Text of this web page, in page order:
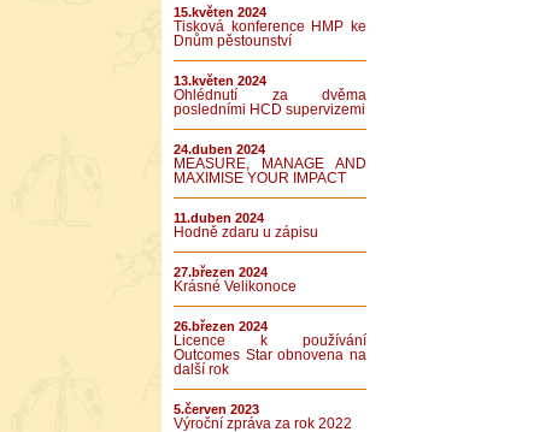
15.květen 2024
Tisková konference HMP ke
Dnům pěstounství
13.květen 2024
Ohlédnutí za dvěma
posledními HCD supervizemi
24.duben 2024
MEASURE, MANAGE AND
MAXIMISE YOUR IMPACT
11.duben 2024
Hodně zdaru u zápisu
27.březen 2024
Krásné Velikonoce
26.březen 2024
Licence k používání
Outcomes Star obnovena na
další rok
5.červen 2023
Výroční zpráva za rok 2022